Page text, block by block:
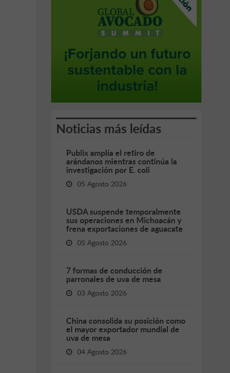
Noticias más leídas
Publix amplía el retiro de
arándanos mientras continúa la
investigación por E. coli
05 Agosto 2026
USDA suspende temporalmente
sus operaciones en Michoacán y
frena exportaciones de aguacate
05 Agosto 2026
7 formas de conducción de
parronales de uva de mesa
03 Agosto 2026
China consolida su posición como
el mayor exportador mundial de
uva de mesa
04 Agosto 2026